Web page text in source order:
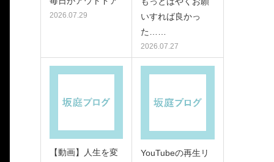
2026.07.29
いすれば良かっ
た……
2026.07.27
【動画】人生を変
YouTubeの再生リ